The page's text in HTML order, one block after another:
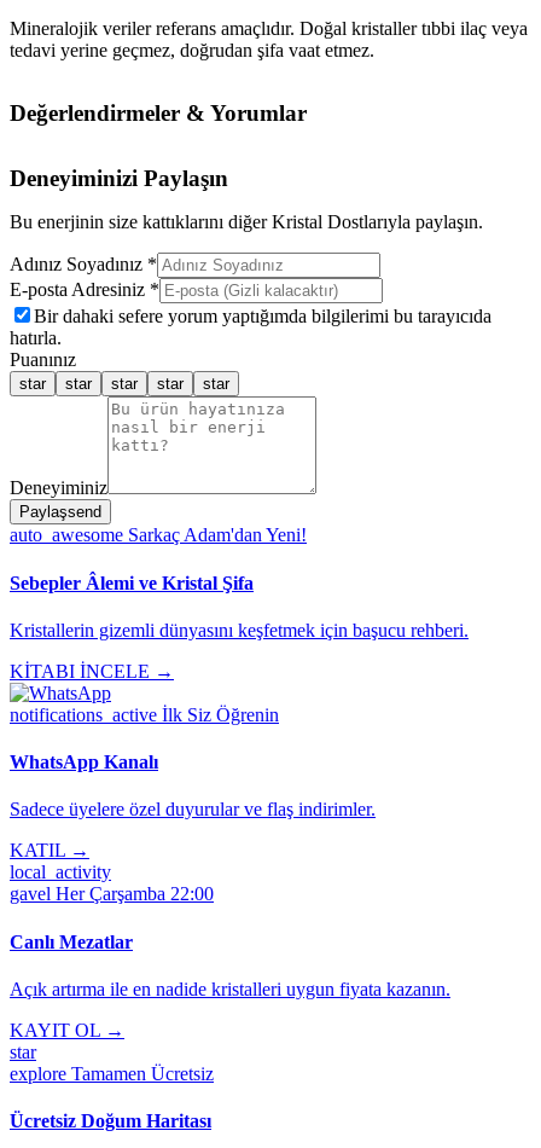
Mineralojik veriler referans amaçlıdır. Doğal kristaller tıbbi ilaç veya
tedavi yerine geçmez, doğrudan şifa vaat etmez.
Değerlendirmeler & Yorumlar
Deneyiminizi Paylaşın
Bu enerjinin size kattıklarını diğer Kristal Dostlarıyla paylaşın.
Adınız Soyadınız *
E-posta Adresiniz *
Bir dahaki sefere yorum yaptığımda bilgilerimi bu tarayıcıda
hatırla.
Puanınız
star star star star star
Deneyiminiz
Paylaşsend
auto_awesome Sarkaç Adam'dan Yeni!
Sebepler Âlemi ve Kristal Şifa
Kristallerin gizemli dünyasını keşfetmek için başucu rehberi.
KİTABI İNCELE →
notifications_active İlk Siz Öğrenin
WhatsApp Kanalı
Sadece üyelere özel duyurular ve flaş indirimler.
KATIL →
local_activity
gavel Her Çarşamba 22:00
Canlı Mezatlar
Açık artırma ile en nadide kristalleri uygun fiyata kazanın.
KAYIT OL →
star
explore Tamamen Ücretsiz
Ücretsiz Doğum Haritası